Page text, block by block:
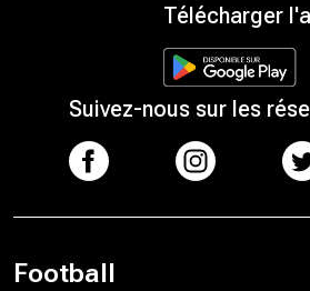
Télécharger
Suivez-nous sur les
Football